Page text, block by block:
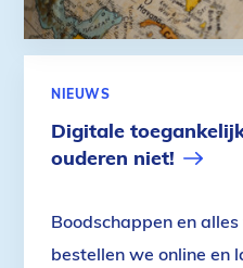
Digitale
ouderen niet!
NIEUWS
Boodschappen en
bestellen we online en